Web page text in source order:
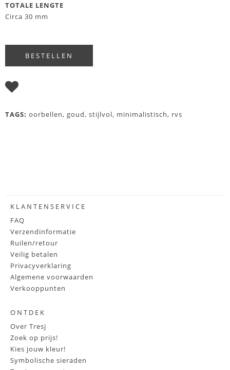
TOTALE LENGTE
Circa 30 mm
TAGS: oorbellen, goud, stijlvol, minimalistisch, rvs
KLANTENSERVICE
FAQ
Verzendinformatie
Ruilen/retour
Veilig betalen
Privacyverklaring
Algemene voorwaarden
Verkooppunten
ONTDEK
Over Tresj
Zoek op prijs!
Kies jouw kleur!
Symbolische sieraden